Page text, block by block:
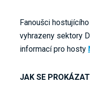
Fanoušci
vyhrazeny sektory
informací pro hosty
JAK SE